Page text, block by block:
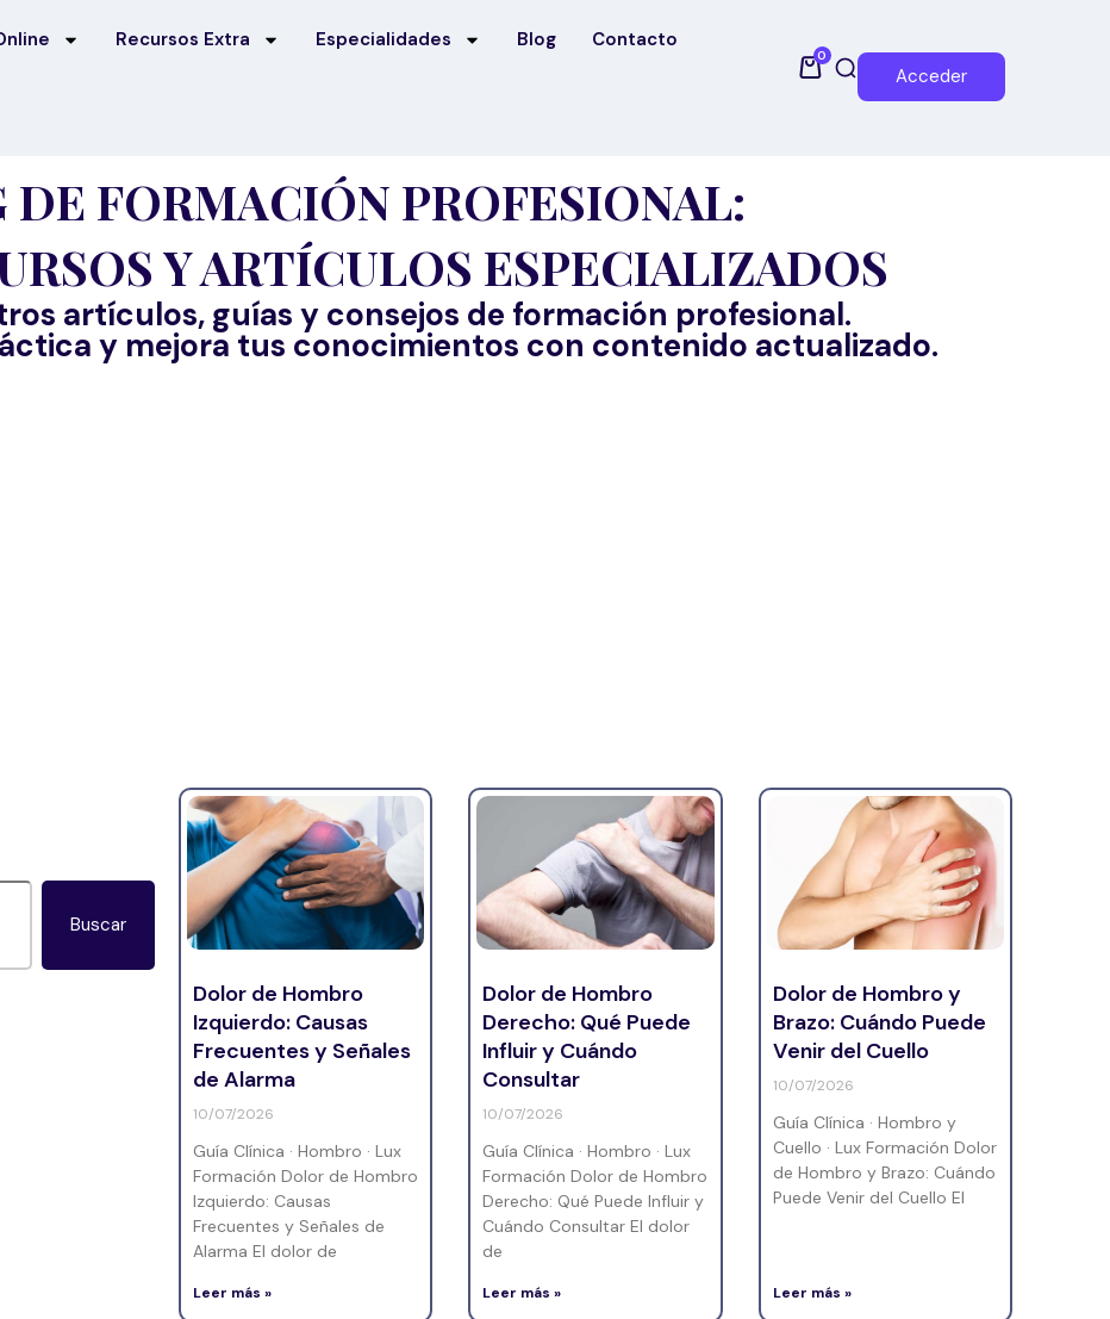
Recursos Extra Especialidades Blog Contacto
0
Acceder
DE FORMACIÓN PROFESIONAL:
Y ARTÍCULOS ESPECIALIZADOS
artículos, guías y consejos de formación profesional.
y mejora tus conocimientos con contenido actualizado.
Buscar
Dolor de Hombro
Izquierdo: Causas
Frecuentes y Señales
de Alarma
10/07/2026
Guía Clínica · Hombro · Lux
Formación Dolor de Hombro
Izquierdo: Causas
Frecuentes y Señales de
Alarma El dolor de
Leer más »
Dolor de Hombro
Derecho: Qué Puede
Influir y Cuándo
Consultar
10/07/2026
Guía Clínica · Hombro · Lux
Formación Dolor de Hombro
Derecho: Qué Puede Influir y
Cuándo Consultar El dolor
de
Leer más »
Dolor de Hombro y
Brazo: Cuándo Puede
Venir del Cuello
10/07/2026
Guía Clínica · Hombro y
Cuello · Lux Formación Dolor
de Hombro y Brazo: Cuándo
Puede Venir del Cuello El
Leer más »